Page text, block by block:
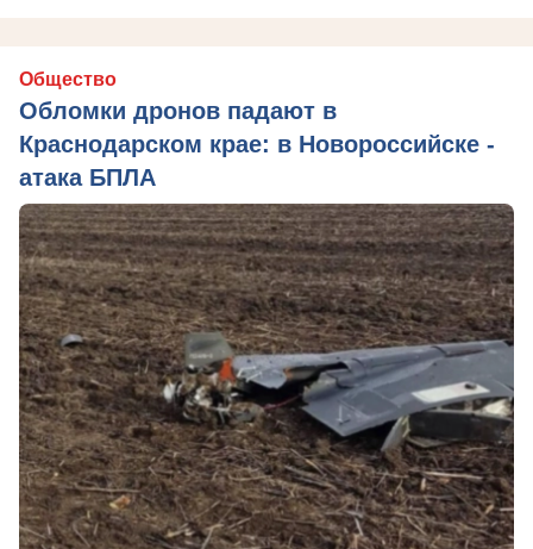
Общество
Обломки дронов падают в
Краснодарском крае: в Новороссийске -
атака БПЛА